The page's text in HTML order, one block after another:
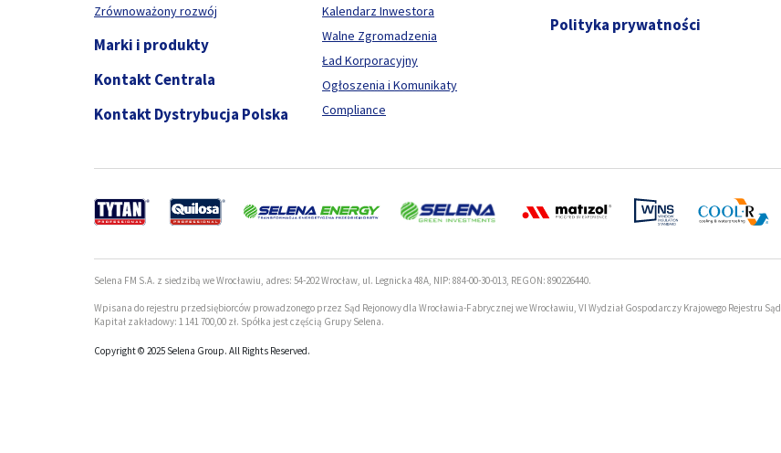
Zrównoważony rozwój
Marki i produkty
Kontakt Centrala
Kontakt Dystrybucja Polska
Kalendarz Inwestora
Walne Zgromadzenia
Ład Korporacyjny
Ogłoszenia i Komunikaty
Compliance
Polityka prywatności
Selena FM S.A. z siedzibą we Wrocławiu, adres: 54-202 Wrocław, ul. Legnicka 48A, NIP: 884-00-30-013, REGON: 890226440.
Wpisana do rejestru przedsiębiorców prowadzonego przez Sąd Rejonowy dla Wrocławia-Fabrycznej we Wrocławiu, VI Wydział Gospodarczy Krajowego Rejestru
Kapitał zakładowy: 1 141 700,00 zł. Spółka jest częścią Grupy Selena.
Copyright © 2025 Selena Group. All Rights Reserved.